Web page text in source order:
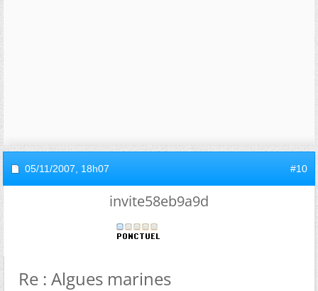
05/11/2007, 18h07 #10
invite58eb9a9d
Re : Algues marines